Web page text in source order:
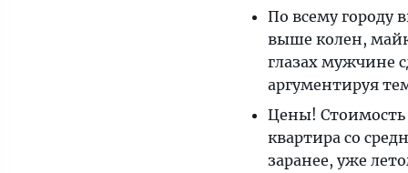
По всему городу
выше колен,
глазах мужчине
аргументируя
Цены! Стоимость
квартира со
заранее, уже